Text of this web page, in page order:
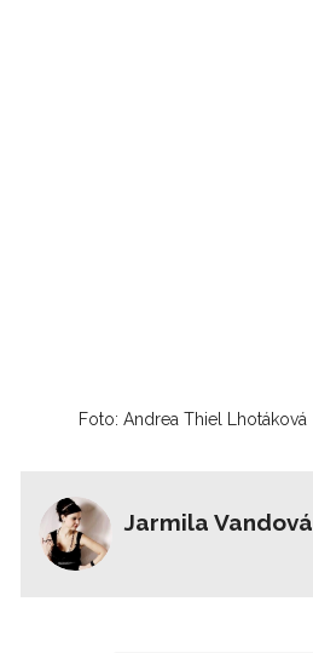
Foto: Andrea Thiel Lhotáková
Jarmila Vandová